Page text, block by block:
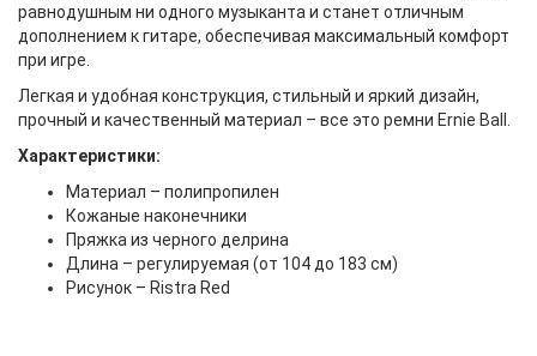
равнодушным ни одного музыканта и станет отличным
дополнением к гитаре, обеспечивая максимальный комфорт
при игре.
Легкая и удобная конструкция, стильный и яркий дизайн,
прочный и качественный материал – все это ремни Ernie Ball.
Характеристики:
Материал – полипропилен
Кожаные наконечники
Пряжка из черного делрина
Длина – регулируемая (от 104 до 183 см)
Рисунок – Ristra Red